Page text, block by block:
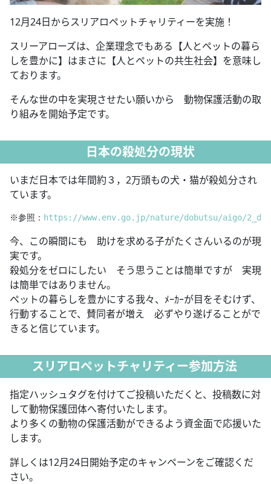
12月24日からスリアロペットチャリティーを実施！
スリーアローズは、企業理念でもある【人とペットの暮ら
しを豊かに】はまさに【人とペットの共生社会】を意味し
ております。
そんな世の中を実現させたい願いから 動物保護活動の取
り組みを開始予定です。
日本の殺処分の現状
いまだ日本では年間約３，2万頭もの犬・猫が殺処分され
ています。
※参照： https://www.env.go.jp/nature/dobutsu/aigo/
今、この瞬間にも 助けを求める子がたくさんいるのが現
実です。
殺処分をゼロにしたい そう思うことは簡単ですが 実現
は簡単ではありません。
ペットの暮らしを豊かにする我々、ﾒｰｶｰが目をそむけず、
行動することで、 賛同者が増え 必ずやり遂げることがで
きると信じています。
スリアロペットチャリティー参加方法
指定ハッシュタグを付けてご投稿いただくと、投稿数に対
して動物保護団体へ寄付いたします。
より多くの動物の保護活動ができるよう資金面で応援いた
します。
詳しくは12月24日開始予定のキャンペーンをご確認くだ
さい。